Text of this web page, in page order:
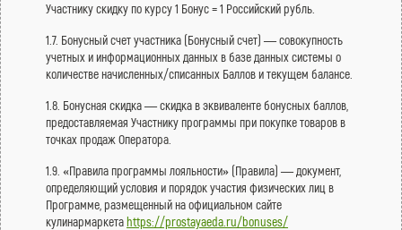
Участнику скидку по курсу 1 Бонус = 1 Российский рубль.
1.7. Бонусный счет участника (Бонусный счет) — совокупность
учетных и информационных данных в базе данных системы о
количестве начисленных/списанных Баллов и текущем балансе.
1.8. Бонусная скидка — скидка в эквиваленте бонусных баллов,
предоставляемая Участнику программы при покупке товаров в
точках продаж Оператора.
1.9. «Правила программы лояльности» (Правила) — документ,
определяющий условия и порядок участия физических лиц в
Программе, размещенный на официальном сайте
кулинармаркетаhttps://prostayaeda.ru/bonuses/